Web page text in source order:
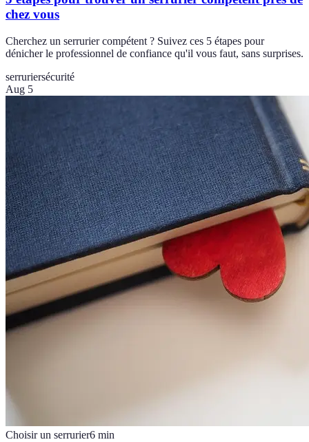
chez vous
Cherchez un serrurier compétent ? Suivez ces 5 étapes pour
dénicher le professionnel de confiance qu'il vous faut, sans surprises.
serruriersécurité
Aug 5
Choisir un serrurier6 min